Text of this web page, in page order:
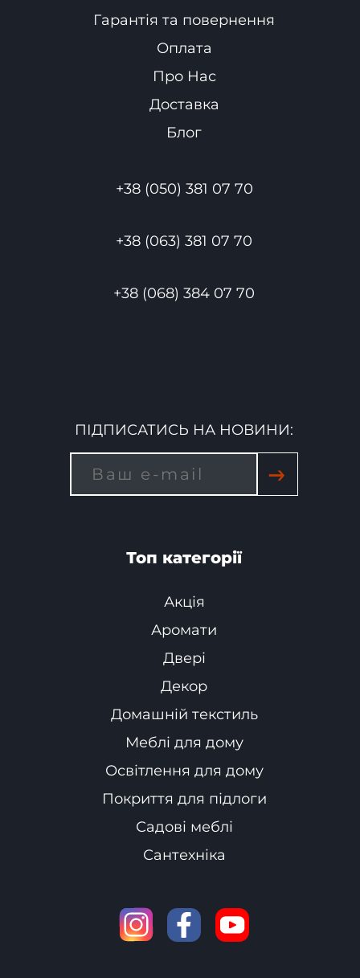
Гарантія та повернення
Оплата
Про Нас
Доставка
Блог
+38 (050) 381 07 70
+38 (063) 381 07 70
+38 (068) 384 07 70
ПІДПИСАТИСЬ НА НОВИНИ:
→
Топ категорії
Акція
Аромати
Двері
Декор
Домашній текстиль
Меблі для дому
Освітлення для дому
Покриття для підлоги
Садові меблі
Сантехніка